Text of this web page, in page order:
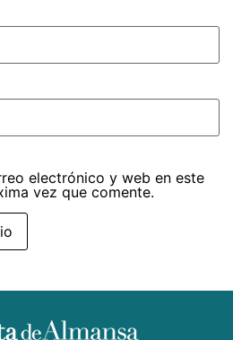
electrónico y web en este
vez que comente.